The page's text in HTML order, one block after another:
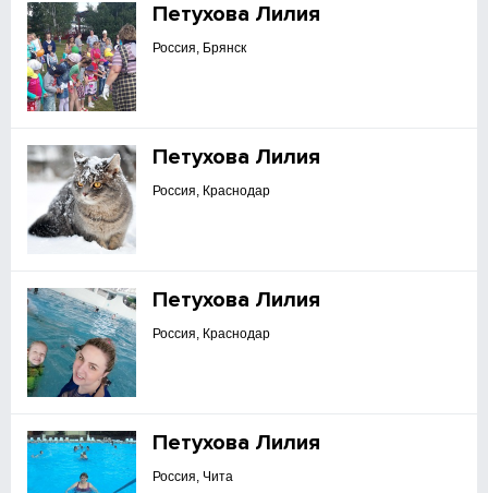
Петухова Лилия
Россия, Брянск
Петухова Лилия
Россия, Краснодар
Петухова Лилия
Россия, Краснодар
Петухова Лилия
Россия, Чита